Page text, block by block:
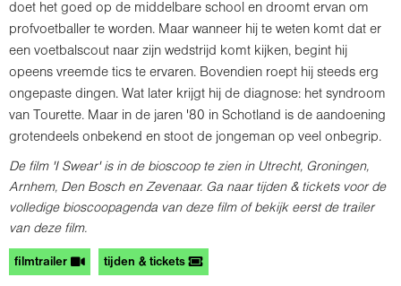
doet het goed op de middelbare school en droomt ervan om
profvoetballer te worden. Maar wanneer hij te weten komt dat er
een voetbalscout naar zijn wedstrijd komt kijken, begint hij
opeens vreemde tics te ervaren. Bovendien roept hij steeds erg
ongepaste dingen. Wat later krijgt hij de diagnose: het syndroom
van Tourette. Maar in de jaren '80 in Schotland is de aandoening
grotendeels onbekend en stoot de jongeman op veel onbegrip.
De film 'I Swear' is in de bioscoop te zien in Utrecht, Groningen,
Arnhem, Den Bosch en Zevenaar. Ga naar tijden & tickets voor de
volledige bioscoopagenda van deze film of bekijk eerst de trailer
van deze film.
filmtrailer tijden & tickets